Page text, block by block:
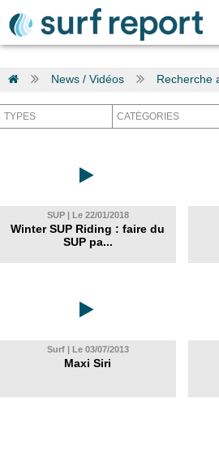
News / Vidéos Recherche
SUP | Le 22/01/2018
Winter SUP Riding : faire du
SUP pa...
Surf | Le 03/07/2013
Maxi Siri